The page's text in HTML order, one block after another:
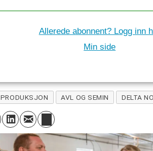
Allerede abonnent? Logg inn
Min side
PRODUKSJON AVL OG SEMIN DELTA